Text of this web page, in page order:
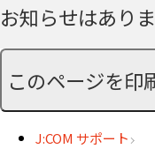
お知らせはあり
このページを印
J:COM サポート